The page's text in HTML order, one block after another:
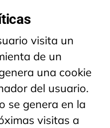
visita un
de un
una cookie
del usuario.
se genera en la
visitas a